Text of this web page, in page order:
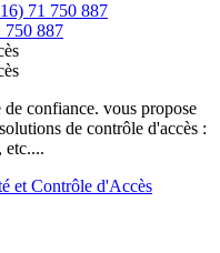
71 750 887
750 887
confiance. vous propose
de contrôle d'accès :
etc....
et Contrôle d'Accès